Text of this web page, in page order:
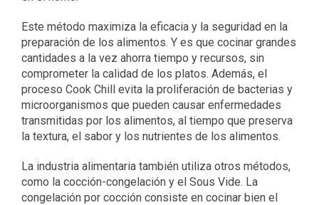
Este método maximiza la eficacia y la seguridad en la
preparación de los alimentos. Y es que cocinar grandes
cantidades a la vez ahorra tiempo y recursos, sin
comprometer la calidad de los platos. Además, el
proceso Cook Chill evita la proliferación de bacterias y
microorganismos que pueden causar enfermedades
transmitidas por los alimentos, al tiempo que preserva
la textura, el sabor y los nutrientes de los alimentos.
La industria alimentaria también utiliza otros métodos,
como la cocción-congelación y el Sous Vide. La
congelación por cocción consiste en cocinar bien el